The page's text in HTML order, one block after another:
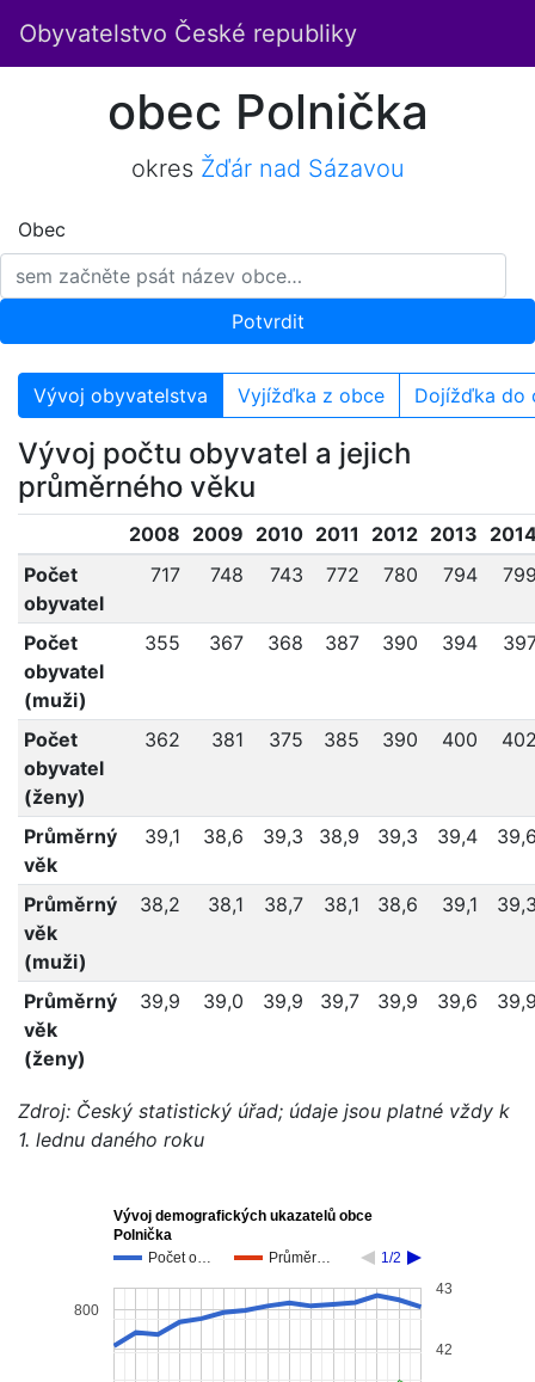
Obyvatelstvo České republiky
obec Polnička
okres Žďár nad Sázavou
Obec
Potvrdit
Vývoj obyvatelstva Vyjížďka z obce Dojížďka do
Vývoj počtu obyvatel a jejich
průměrného věku
2008 2009 2010 2011 2012 2013
Počet
obyvatel
717 748 743 772 780 794
Počet
obyvatel
(muži)
355 367 368 387 390 394
Počet
obyvatel
(ženy)
362 381 375 385 390 400
Průměrný
věk
39,1 38,6 39,3 38,9 39,3 39,4
Průměrný
věk
(muži)
38,2 38,1 38,7 38,1 38,6 39,1
Průměrný
věk
(ženy)
39,9 39,0 39,9 39,7 39,9 39,6
Zdroj: Český statistický úřad; údaje jsou platné vždy k
1. lednu daného roku
Vývoj demografických ukazatelů obce
Polnička
Počet o…
Průměr… 1/2
800
42
43